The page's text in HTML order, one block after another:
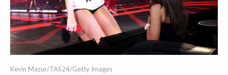
Kevin Mazur/TAS24/Getty Images